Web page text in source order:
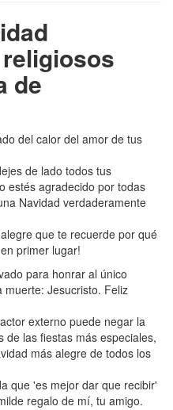
de
del calor del amor de tus
de lado todos tus
estés agradecido por todas
Navidad verdaderamente
que te recuerde por qué
primer lugar!
para honrar al único
muerte: Jesucristo. Feliz
externo puede negar la
de las fiestas más especiales,
más alegre de todos los
que 'es mejor dar que recibir'
regalo de mí, tu amigo.